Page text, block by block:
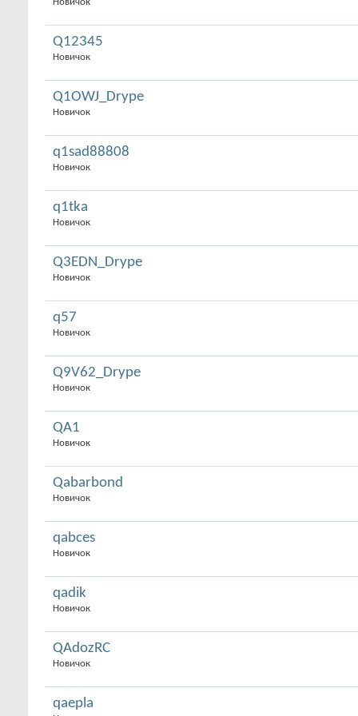
Q12345
Новичок
Q1OWJ_Drype
Новичок
q1sad88808
Новичок
q1tka
Новичок
Q3EDN_Drype
Новичок
q57
Новичок
Q9V62_Drype
Новичок
QA1
Новичок
Qabarbond
Новичок
qabces
Новичок
qadik
Новичок
QAdozRC
Новичок
qaepla